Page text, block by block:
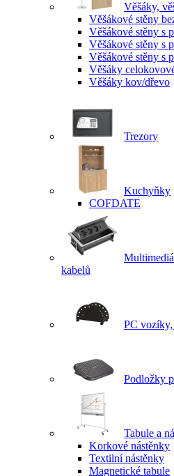
Věšáky,
Věšákové stěny
Věšákové stěny s
Věšákové stěny s
Věšákové stěny s
Věšáky
Věšáky kov/dřevo
Trezory
Kuchyňky
COFDATE
kabelů
PC vozíky,
Podložky
Tabule a
Korkové nástěnky
Textilní nástěnky
Magnetické tabule